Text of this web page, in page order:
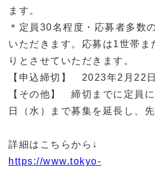
ます。
＊定員30名程度・応募者多数
いただきます。応募は1世帯ま
りとさせていただきます。
【申込締切】 2023年2月22
【その他】 締切までに定員
日（水）まで募集を延長し、
詳細はこちらから↓
https://www.tokyo-